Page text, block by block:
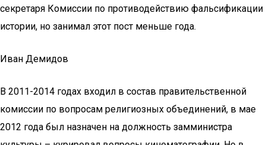
секретаря Комиссии по противодействию фальсификации
истории, но занимал этот пост меньше года.
Иван Демидов
В 2011-2014 годах входил в состав правительственной
комиссии по вопросам религиозных объединений, в мае
2012 года был назначен на должность замминистра